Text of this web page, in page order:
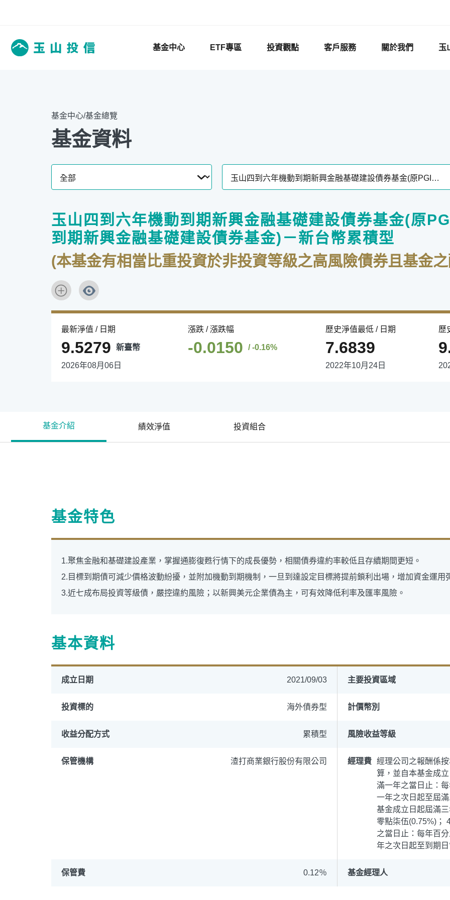
基金中心 ETF專區 投資觀點 客戶服務 關於我們 玉
高成長基金 月配息
基金申購 策略成長
基金中心/基金總覽
基金資料
玉山四到六年機動到期新興金融基礎建設債券基金(原
到期新興金融基礎建設債券基金)－新台幣累積型
(本基金有相當比重投資於非投資等級之高風險債券且基金
最新淨值 / 日期
9.5279 新臺幣
2026年08月06日
漲跌 / 漲跌幅
-0.0150 / -0.16%
歷史淨值最低 / 日期
7.6839
2022年10月24日
歷
基金介紹 績效淨值 投資組合
基金特色
1.聚焦金融和基礎建設產業，掌握通膨復甦行情下的成長優勢，相關債券違約率較低且存續期間更短。
2.目標到期債可減少價格波動紛擾，並附加機動到期機制，一旦到達設定目標將提前鎖利出場，增加資金運用
3.近七成布局投資等級債，嚴控違約風險；以新興美元企業債為主，可有效降低利率及匯率風險。
基本資料
成立日期 2021/09/03 主要投資區域
投資標的 海外債券型 計價幣別
收益分配方式 累積型 風險收益等級
保管機構 渣打商業銀行股份有限公司 經理費 經理公司之報酬係
算，並自本基金成
滿一年之當日止：
一年之次日起至屆
基金成立日起屆滿
零點柒伍(0.75%)；
之當日止：每年百
年之次日起至到期
保管費 0.12％ 基金經理人